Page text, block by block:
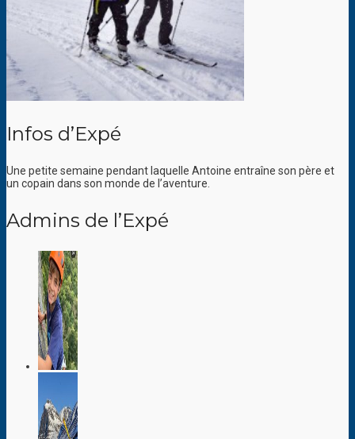
Infos d’Expé
Une petite semaine pendant laquelle Antoine entraîne son père et
un copain dans son monde de l’aventure.
Admins de l’Expé